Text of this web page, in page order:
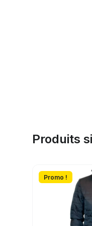
Produits
Promo !